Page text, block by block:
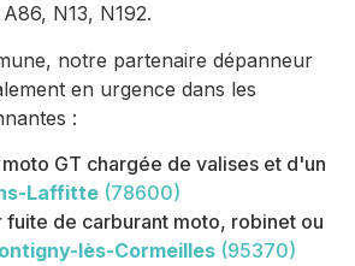
N13, N192.
notre partenaire dépanneur
en urgence dans les
:
GT chargée de valises et d'un
Laffitte (78600)
fuite de carburant moto, robinet ou
lès-Cormeilles (95370)